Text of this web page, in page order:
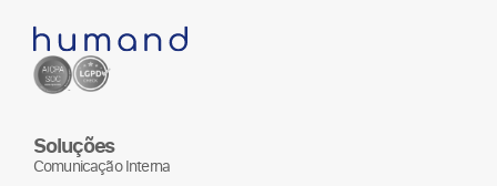
Soluções
Comunicação Interna